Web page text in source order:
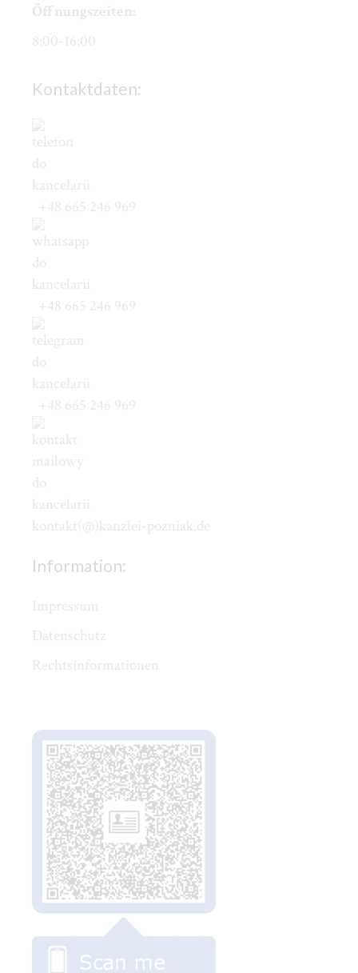
Öffnungszeiten:
8:00-16:00
Kontaktdaten:
+48 665 246 969
+48 665 246 969
+48 665 246 969
kontakt(@)kanzlei-pozniak.de
Information:
Impressum
Datenschutz
Rechtsinformationen